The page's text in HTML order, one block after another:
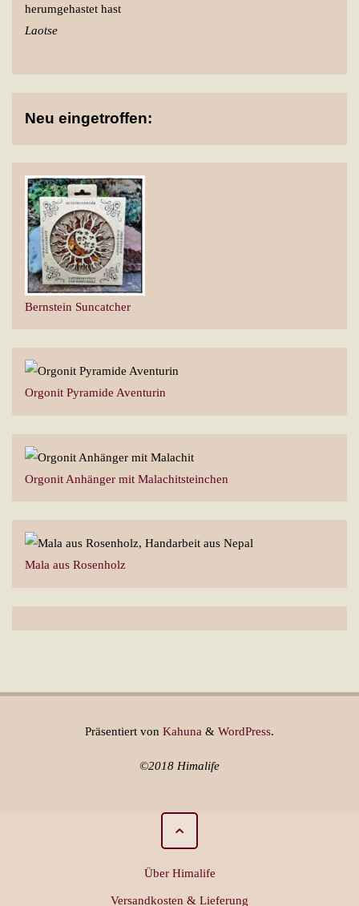
herumgehastet hast
Laotse
Neu eingetroffen:
Bernstein Suncatcher
Orgonit Pyramide Aventurin
Orgonit Anhänger mit Malachitsteinchen
Mala aus Rosenholz
Präsentiert von Kahuna & WordPress.
©2018 Himalife
Über Himalife
Versandkosten & Lieferung